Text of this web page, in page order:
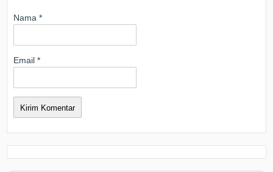
Nama*
Email*